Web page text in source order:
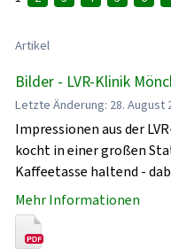
Artikel
Bilder - LVR-Klinik
Letzte Änderung: 28. August
Impressionen aus der
kocht in einer großen
Kaffeetasse haltend -
Mehr Informationen